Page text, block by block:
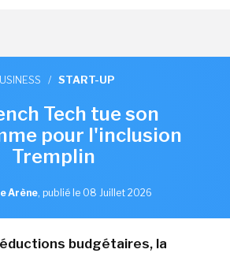
/ START-UP
Tech tue son
pour l'inclusion
Tremplin
Arène, publié le 08 Juillet 2026
budgétaires, la